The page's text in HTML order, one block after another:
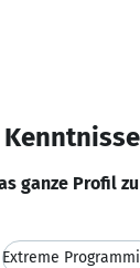
ganze Profil
Extreme